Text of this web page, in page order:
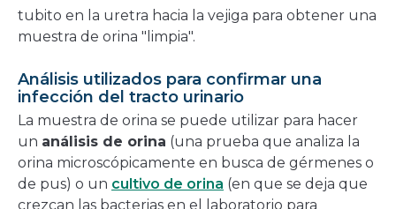
tubito en la uretra hacia la vejiga para obtener una
muestra de orina "limpia".
Análisis utilizados para confirmar una
infección del tracto urinario
La muestra de orina se puede utilizar para hacer
un análisis de orina (una prueba que analiza la
orina microscópicamente en busca de gérmenes o
de pus) o un cultivo de orina (en que se deja que
crezcan las bacterias en el laboratorio para